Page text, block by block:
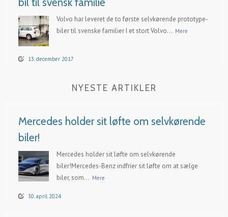
Volvo har leveret de to første selvkørende prototype-
biler til svenske familier I et stort Volvo... Mere
13. december 2017
NYESTE ARTIKLER
Mercedes holder sit løfte om selvkørende
biler!
Mercedes holder sit løfte om selvkørende
biler!Mercedes-Benz indfrier sit løfte om at sælge
biler, som... Mere
30. april 2024